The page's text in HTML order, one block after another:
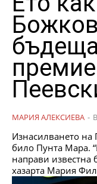
МАРИЯ АЛЕКСИЕВА -
Изнасилването
било Пунта Мара. “Изнасилването” от Васил Божков
направи
хазарта Мария